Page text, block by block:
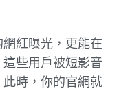
紅曝光，更能在
些用戶被短影音
時，你的官網就